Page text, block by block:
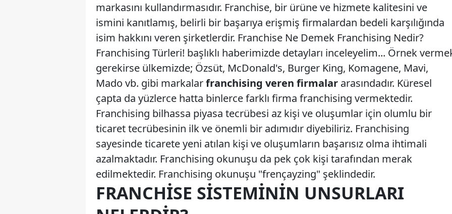
markasını kullandırmasıdır. Franchise, bir ürüne ve hizmete kalitesini ve
ismini kanıtlamış, belirli bir başarıya erişmiş firmalardan bedeli karşılığında
isim hakkını veren şirketlerdir. Franchise Ne Demek Franchising Nedir?
Franchising Türleri! başlıklı haberimizde detayları inceleyelim... Örnek
gerekirse ülkemizde; Özsüt, McDonald's, Burger King, Komagene, Mavi,
Mado vb. gibi markalarfranchising veren firmalar arasındadır. Küresel
çapta da yüzlerce hatta binlerce farklı firma franchising vermektedir.
Franchising bilhassa piyasa tecrübesi az kişi ve oluşumlar için olumlu bir
ticaret tecrübesinin ilk ve önemli bir adımıdır diyebiliriz. Franchising
sayesinde ticarete yeni atılan kişi ve oluşumların başarısız olma ihtimali
azalmaktadır. Franchising okunuşu da pek çok kişi tarafından merak
edilmektedir. Franchising okunuşu "frençayzing" şeklindedir.
FRANCHISE SISTEMININ UNSURLARI